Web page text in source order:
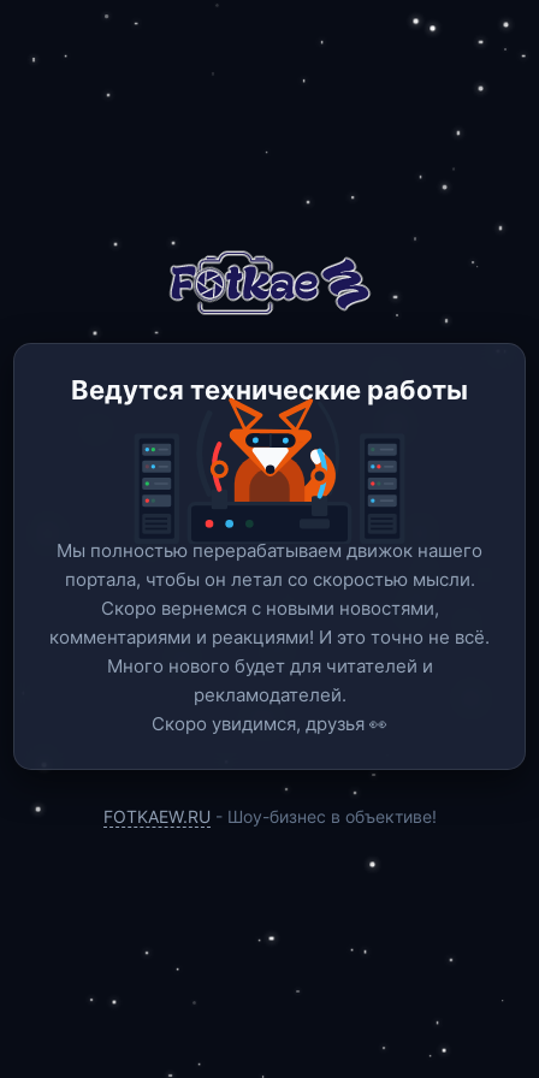
Ведутся технические работы
Мы полностью перерабатываем движок нашего
портала, чтобы он летал со скоростью мысли.
Скоро вернемся c новыми новостями,
комментариями и реакциями! И это точно не всё.
Много нового будет для читателей и
рекламодателей.
Скоро увидимся, друзья 👀
FOTKAEW.RU - Шоу-бизнес в объективе!